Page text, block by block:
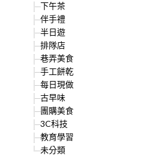
下午茶
伴手禮
半日遊
排隊店
巷弄美食
手工餅乾
每日現做
古早味
團購美食
3C科技
教育學習
未分類